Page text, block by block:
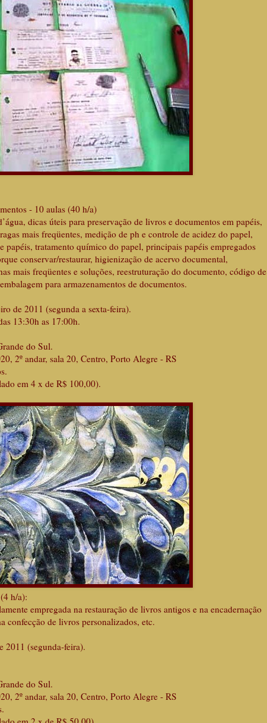
- 10 aulas (40 h/a)
dicas úteis para preservação de livros e documentos em papéis,
mais freqüentes, medição de ph e controle de acidez do papel,
papéis, tratamento químico do papel, principais papéis empregados
conservar/restaurar, higienização de acervo documental,
mais freqüentes e soluções, reestruturação do documento, código de
para armazenamentos de documentos.
de 2011 (segunda a sexta-feira).
13:30h as 17:00h.
do Sul.
andar, sala 20, Centro, Porto Alegre - RS
em 4 x de R$ 100,00).
h/a):
empregada na restauração de livros antigos e na encadernação
confecção de livros personalizados, etc.
2011 (segunda-feira).
do Sul.
andar, sala 20, Centro, Porto Alegre - RS